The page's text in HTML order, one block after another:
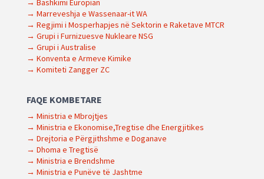
→ Bashkimi Europian
→ Marreveshja e Wassenaar-it WA
→ Regjimi i Mosperhapjes në Sektorin e Raketave MTCR
→ Grupi i Furnizuesve Nukleare NSG
→ Grupi i Australise
→ Konventa e Armeve Kimike
→ Komiteti Zangger ZC
FAQE KOMBETARE
→ Ministria e Mbrojtjes
→ Ministria e Ekonomise,Tregtise dhe Energjitikes
→ Drejtoria e Përgjithshme e Doganave
→ Dhoma e Tregtisë
→ Ministria e Brendshme
→ Ministria e Punëve të Jashtme